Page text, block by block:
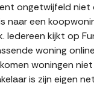
ongetwijfeld niet
naar een
Iedereen kijkt op
woning
woningen
is zijn eigen